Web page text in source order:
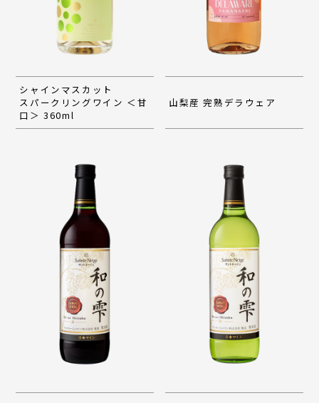
シャインマスカット
スパークリングワイン ＜甘
口＞ 360ml
山梨産 完熟デラウェア